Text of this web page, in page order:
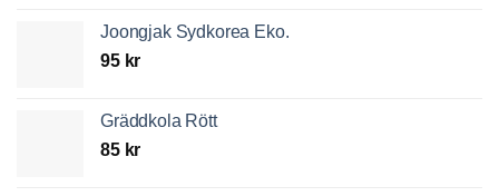
Joongjak Sydkorea Eko.
95 kr
Gräddkola Rött
85 kr